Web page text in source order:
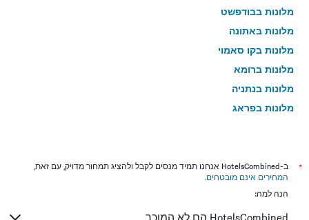
מלונות בבודפשט
מלונות באתונה
מלונות בקו סאמוי
מלונות ברומא
מלונות בנתניה
מלונות בפראג
מלונות בניו יורק
מלונות בבנגקוק
*
ב-HotelsCombined אנחנו תמיד מנסים לקבל ולהציג תמחור מדויק, עם זאת,
המחירים אינם מובטחים.
הנה למה:
HotelsCombined הם לא המוכר